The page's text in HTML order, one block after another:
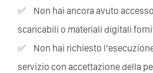
Non hai ancora avuto accesso a contenuti digitali
scaricabili o materiali digitali
Non hai richiesto l’esecuzione immediata del
servizio con accettazione della